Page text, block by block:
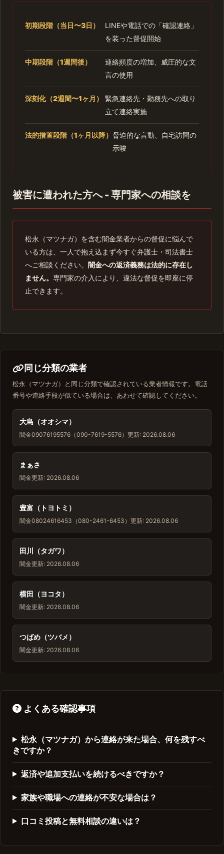
初期段階（当日〜3日）
LINEや電話での「確認連絡」
を装った督促開始
中期段階（1週間後）
連絡頻度の増加、威圧的な文
言の使用
深刻化（2週間〜1ヶ月）
緊急連絡先・勤務先への取り
立て連絡実施
法的措置段階（1ヶ月以降） 脅迫的な言動、自宅訪問の
示唆
被害に遭われた方へ - 専門家への相談を
松永（マツナガ）を含む闇金業者からの督促に悩んで
いる方は、一人で抱え込まず今すぐ弁護士・司法書士
へご相談ください。 闇金への返済義務は法的に存在し
ません。 専門家の介入により、違法な督促を即座に停
止できます。
同じ分類の業者
松永（マツナガ）と同じ分類で確認されている業者情報です。電話
番号や連絡手段が似ている場合は、あわせて確認してください。
大島（オオシマ）
闇金09076195576（090-7619-5576） 更新: 2026.08.06
まぁさ
闇金更新: 2026.08.06
豊富（トヨトミ）
闇金08024616453（080-2461-6453） 更新: 2026.08.06
田川（タガワ）
闇金更新: 2026.08.06
横田（ヨコタ）
闇金更新: 2026.08.06
つばめ（ツバメ）
闇金更新: 2026.08.06
よくある確認事項
松永（マツナガ）から連絡が来た場合、何を残すべ
きですか？
返済や追加支払いを続けるべきですか？
家族や職場への連絡が不安な場合は？
口コミ投稿と無料相談の違いは？